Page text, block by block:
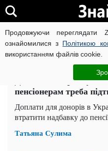
Продовжуючи переглядати
ознайомилися з Політикою
використанням файлів cookie.
ВІЙНА РОСІЇ ПРОТИ
Доплати не прийдуть
пенсіонерам треба
Доплати для донорів в
втратити надбавку до
Татьяна Сулима